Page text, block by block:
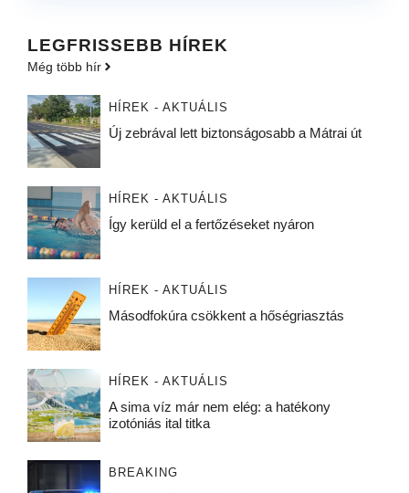
LEGFRISSEBB HÍREK
Még több hír
HÍREK - AKTUÁLIS
Új zebrával lett biztonságosabb a Mátrai út
HÍREK - AKTUÁLIS
Így kerüld el a fertőzéseket nyáron
HÍREK - AKTUÁLIS
Másodfokúra csökkent a hőségriasztás
HÍREK - AKTUÁLIS
A sima víz már nem elég: a hatékony
izotóniás ital titka
BREAKING